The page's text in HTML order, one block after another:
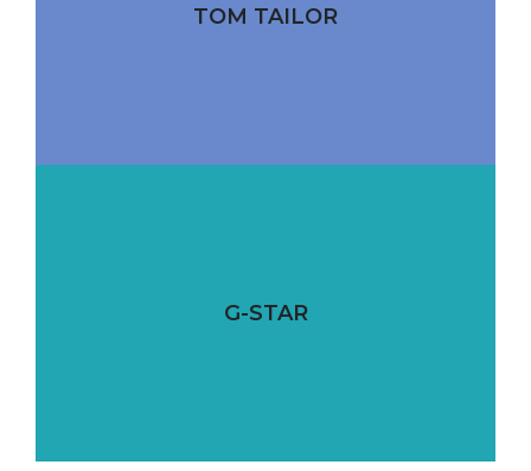
TOM TAILOR
G-STAR